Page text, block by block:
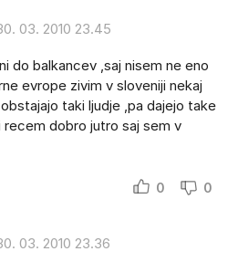
03. 2010 23.45
do balkancev ,saj nisem ne eno
evrope zivim v sloveniji nekaj
taki ljudje ,pa dajejo take
dobro jutro saj sem v
0 0
03. 2010 23.36